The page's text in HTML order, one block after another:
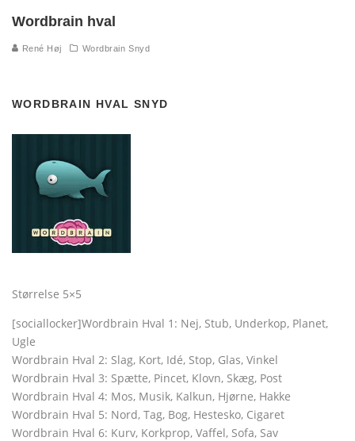
Wordbrain hval
René Høj Wordbrain Snyd
WORDBRAIN HVAL SNYD
Størrelse 5×5
[sociallocker]Wordbrain Hval 1: Nej, Stub, Underkop, Planet,
Ugle
Wordbrain Hval 2: Slag, Kort, Idé, Stop, Glas, Vinkel
Wordbrain Hval 3: Spætte, Pincet, Klovn, Skæg, Post
Wordbrain Hval 4: Mos, Musik, Kalkun, Hjørne, Hakke
Wordbrain Hval 5: Nord, Tag, Bog, Hestesko, Cigaret
Wordbrain Hval 6: Kurv, Korkprop, Vaffel, Sofa, Sav